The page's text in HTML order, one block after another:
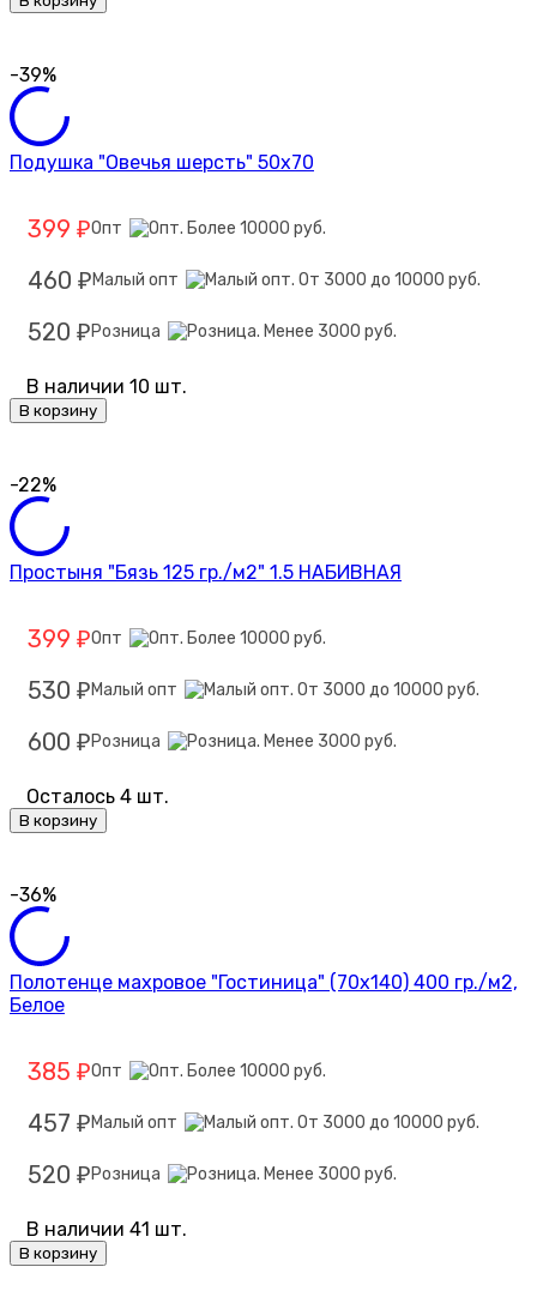
-39%
Подушка "Овечья шерсть" 50х70
399 ₽Опт
460 ₽ Малый опт
520 ₽ Розница
В наличии 10 шт.
В корзину
-22%
Простыня "Бязь 125 гр./м2" 1.5 НАБИВНАЯ
399 ₽Опт
530 ₽ Малый опт
600 ₽ Розница
Осталось 4 шт.
В корзину
-36%
Полотенце махровое "Гостиница" (70х140) 400 гр./м2,
Белое
385 ₽Опт
457 ₽ Малый опт
520 ₽ Розница
В наличии 41 шт.
В корзину